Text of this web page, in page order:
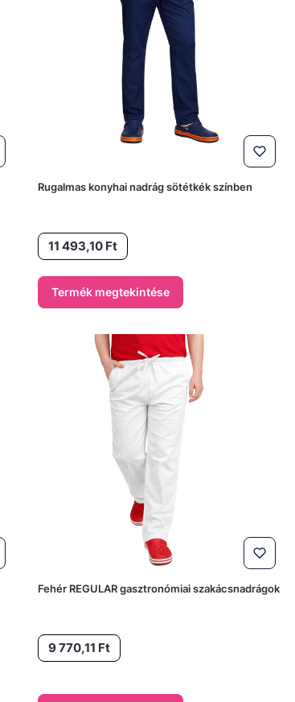
Rugalmas konyhai nadrág sötétkék színben
Ár11 493,10 Ft
Termék megtekintése
Fehér REGULAR gasztronómiai szakácsnadrágok
Ár9 770,11 Ft